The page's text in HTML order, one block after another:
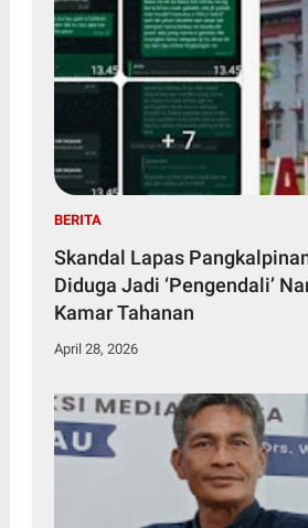
BERITA
Skandal Lapas
Diduga Jadi ‘Pengendali’
Kamar Tahanan
April 28, 2026